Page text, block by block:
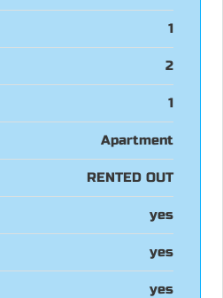
1
2
1
Apartment
RENTED OUT
yes
yes
yes